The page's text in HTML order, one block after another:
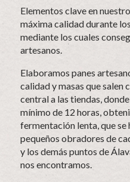
Elementos clave en
máxima calidad durante
mediante los cuales
artesanos.
Elaboramos panes
calidad y masas que salen
central a las tiendas,
mínimo de 12 horas,
fermentación lenta, que se
pequeños obradores de
y los demás puntos de
nos encontramos.